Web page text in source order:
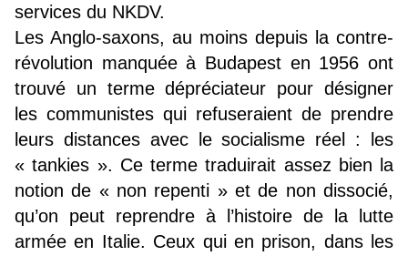
services du NKDV.
Les Anglo-saxons, au moins depuis la contre-
révolution manquée à Budapest en 1956 ont
trouvé un terme dépréciateur pour désigner
les communistes qui refuseraient de prendre
leurs distances avec le socialisme réel : les
« tankies ». Ce terme traduirait assez bien la
notion de « non repenti » et de non dissocié,
qu’on peut reprendre à l’histoire de la lutte
armée en Italie. Ceux qui en prison, dans les